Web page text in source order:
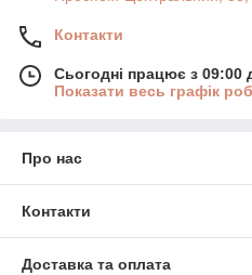
Контакти
Сьогодні працює з 09:00
Показати весь графік
Про нас
Контакти
Доставка та оплата